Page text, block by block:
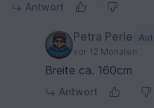
Antwort
Petra Perle
vor 12 Monaten
Breite ca. 160cm
Antwort